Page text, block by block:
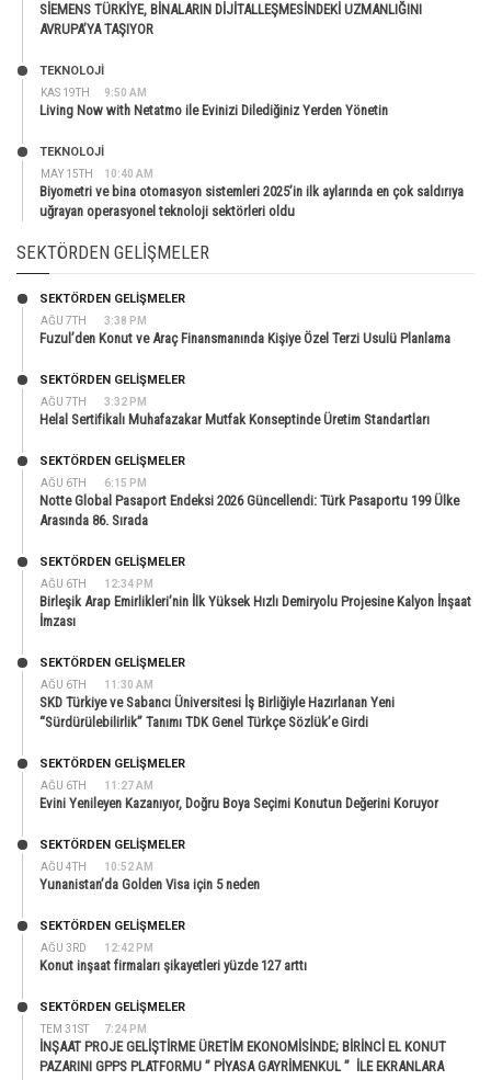
SİEMENS TÜRKİYE, BİNALARIN DİJİTALLEŞMESİNDEKİ UZMANLIĞINI
AVRUPA’YA TAŞIYOR
KAS 19TH 9:50 AM
TEKNOLOJİ
Living Now with Netatmo ile Evinizi Dilediğiniz Yerden Yönetin
MAY 15TH 10:40 AM
TEKNOLOJİ
Biyometri ve bina otomasyon sistemleri 2025’in ilk aylarında en çok saldırıya
uğrayan operasyonel teknoloji sektörleri oldu
SEKTÖRDEN GELIŞMELER
AĞU 7TH 3:38 PM
SEKTÖRDEN GELIŞMELER
Fuzul’den Konut ve Araç Finansmanında Kişiye Özel Terzi Usulü Planlama
AĞU 7TH 3:32 PM
SEKTÖRDEN GELIŞMELER
Helal Sertifikalı Muhafazakar Mutfak Konseptinde Üretim Standartları
AĞU 6TH 6:15 PM
SEKTÖRDEN GELIŞMELER
Notte Global Pasaport Endeksi 2026 Güncellendi: Türk Pasaportu 199 Ülke
Arasında 86. Sırada
AĞU 6TH 12:34 PM
SEKTÖRDEN GELIŞMELER
Birleşik Arap Emirlikleri’nin İlk Yüksek Hızlı Demiryolu Projesine Kalyon İnşaat
İmzası
AĞU 6TH 11:30 AM
SEKTÖRDEN GELIŞMELER
SKD Türkiye ve Sabancı Üniversitesi İş Birliğiyle Hazırlanan Yeni
“Sürdürülebilirlik” Tanımı TDK Genel Türkçe Sözlük’e Girdi
AĞU 6TH 11:27 AM
SEKTÖRDEN GELIŞMELER
Evini Yenileyen Kazanıyor, Doğru Boya Seçimi Konutun Değerini Koruyor
AĞU 4TH 10:52 AM
SEKTÖRDEN GELIŞMELER
Yunanistan’da Golden Visa için 5 neden
AĞU 3RD 12:42 PM
SEKTÖRDEN GELIŞMELER
Konut inşaat firmaları şikayetleri yüzde 127 arttı
TEM 31ST 7:24 PM
SEKTÖRDEN GELIŞMELER
İNŞAAT PROJE GELİŞTİRME ÜRETİM EKONOMİSİNDE; BİRİNCİ EL KONUT
PAZARINI GPPS PLATFORMU ” PİYASA GAYRİMENKUL ” İLE EKRANLARA